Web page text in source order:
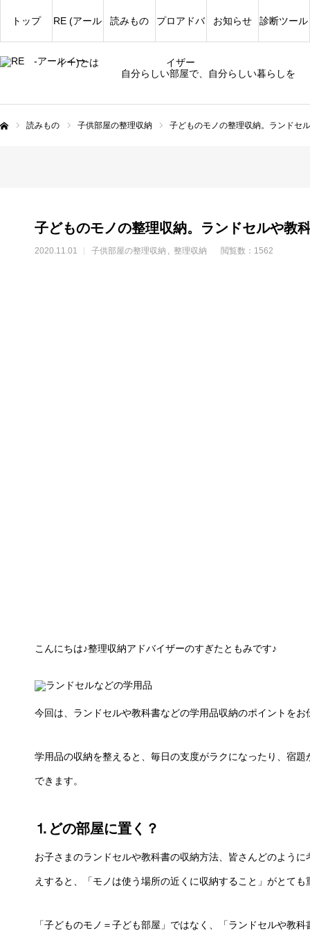
自分らしい部屋で、自分らしい暮らしを
トップ RE (アール
イー)とは
読みもの プロアドバ
イザー
お知らせ 診断ツール
読みもの 子供部屋の整理収納 子どものモノの整理収納。ランドセ
子どものモノの整理収納。ランドセルや教
2020.11.01 子供部屋の整理収納 整理収納 閲覧数：1562
こんにちは♪整理収納アドバイザーのすぎたともみです♪
今回は、ランドセルや教科書などの学用品収納のポイントをお
学用品の収納を整えると、毎日の支度がラクになったり、宿
できます。
⒈どの部屋に置く？
お子さまのランドセルや教科書の収納方法、皆さんどのよう
えすると、「モノは使う場所の近くに収納すること」がとても
「子どものモノ＝子ども部屋」ではなく、「ランドセルや教